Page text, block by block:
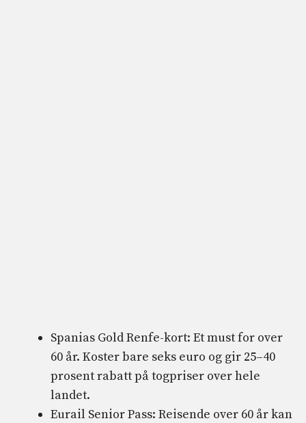
Spanias Gold Renfe-kort: Et must for over
60 år. Koster bare seks euro og gir 25–40
prosent rabatt på togpriser over hele
landet.
Eurail Senior Pass: Reisende over 60 år kan